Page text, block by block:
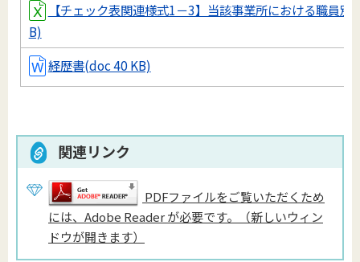
【チェック表関連様式1－3】当該事業所における職員
B)
経歴書(doc 40 KB)
関連リンク
PDFファイルをご覧いただくため
には、Adobe Reader が必要です。（新しいウィン
ドウが開きます）